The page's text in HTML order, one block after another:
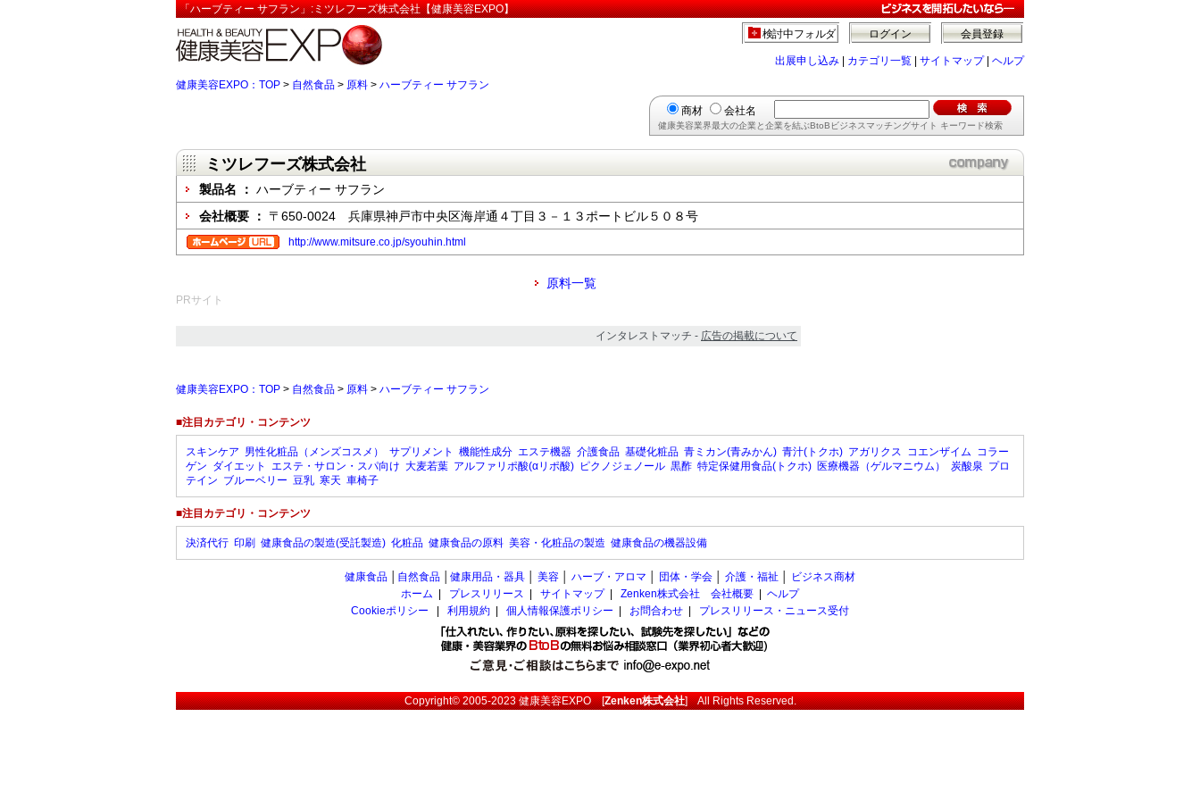
「ハーブティー サフラン」:ミツレフーズ株式会社【健康美容EXPO】
会員登録
ログイン
検討中フォルダ
出展申し込み カテゴリ一覧 サイトマップ| ヘルプ
健康美容EXPO：TOP > 自然食品 > 原料 > ハーブティー サフラン
商材 会社名
健康美容業界最大の企業と企業を結ぶBtoBビジネスマッチングサイト キーワード検索
ミツレフーズ株式会社
製品名 ： ハーブティー サフラン
会社概要 ： 〒650-0024 兵庫県神戸市中央区海岸通４丁目３－１３ポートビル５０８号
http://www.mitsure.co.jp/syouhin.html
原料一覧
PRサイト
インタレストマッチ - 広告の掲載について
健康美容EXPO：TOP > 自然食品 > 原料 > ハーブティー サフラン
■注目カテゴリ・コンテンツ
スキンケア 男性化粧品（メンズコスメ） サプリメント 機能性成分 エステ機器 介護食品 基礎化粧品 青ミカン(青みかん) 青汁(トクホ) アガリクス コエンザイム コラー
ゲン ダイエット エステ・サロン・スパ向け 大麦若葉 アルファリポ酸(αリポ酸) ピクノジェノール 黒酢 特定保健用食品(トクホ) 医療機器（ゲルマニウム） 炭酸泉 プロ
テイン ブルーベリー 豆乳 寒天 車椅子
■注目カテゴリ・コンテンツ
決済代行 印刷 健康食品の製造(受託製造) 化粧品 健康食品の原料 美容・化粧品の製造 健康食品の機器設備
健康食品 自然食品 健康用品・器具 美容 ハーブ・アロマ 団体・学会 介護・福祉
ビジネス商材
ホーム
プレスリリース サイトマップ| Zenken株式会社 会社概要
ヘルプ
Cookieポリシー
利用規約 個人情報保護ポリシー お問合わせ プレスリリース・ニュース受付
Copyright© 2005-2023健康美容EXPO[Zenken株式会社] All Rights Reserved.